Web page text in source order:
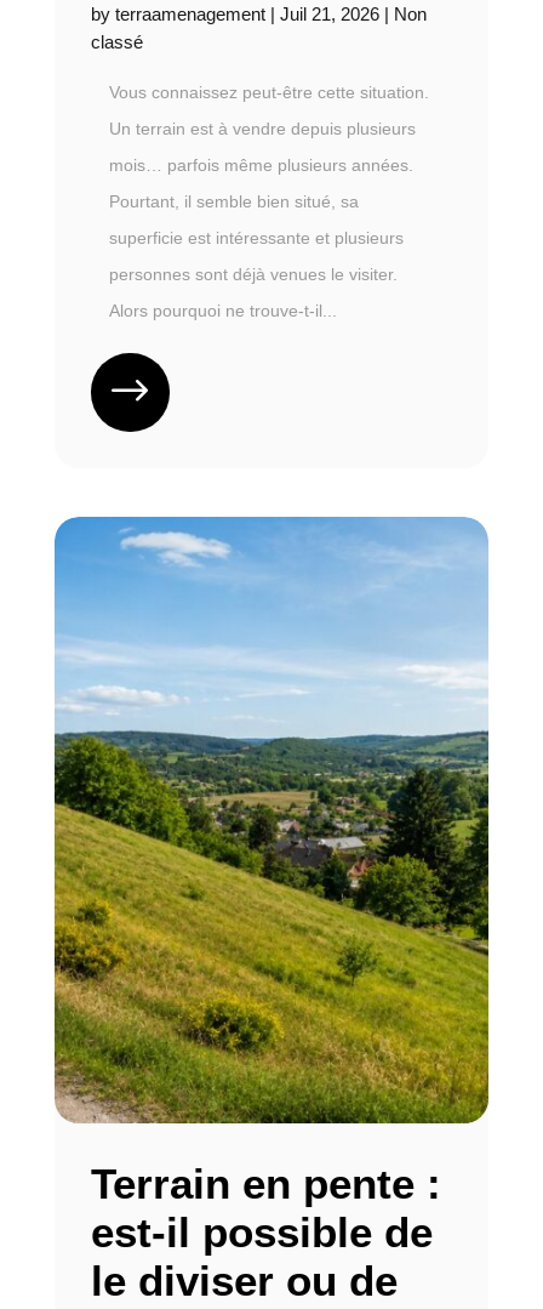
by terraamenagement| Juil 21, 2026| Non
classé
Vous connaissez peut-être cette situation.
Un terrain est à vendre depuis plusieurs
mois… parfois même plusieurs années.
Pourtant, il semble bien situé, sa
superficie est intéressante et plusieurs
personnes sont déjà venues le visiter.
Alors pourquoi ne trouve-t-il...
Terrain en pente :
est-il possible de
le diviser ou de